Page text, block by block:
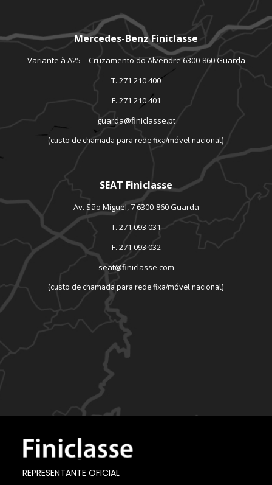
Mercedes-Benz Finiclasse
Variante à A25 – Cruzamento do Alvendre 6300-860 Guarda
T. 271 210 400
F. 271 210 401
guarda@finiclasse.pt
(custo de chamada para rede fixa/móvel nacional)
SEAT Finiclasse
Av. São Miguel, 7 6300-860 Guarda
T. 271 093 031
F. 271 093 032
seat@finiclasse.com
(custo de chamada para rede fixa/móvel nacional)
REPRESENTANTE OFICIAL